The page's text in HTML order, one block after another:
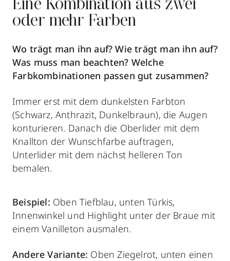
Eine Kombination aus zwei
oder mehr Farben
Wo trägt man ihn auf? Wie trägt man ihn auf?
Was muss man beachten? Welche
Farbkombinationen passen gut zusammen?
Immer erst mit dem dunkelsten Farbton
(Schwarz, Anthrazit, Dunkelbraun), die Augen
konturieren. Danach die Oberlider mit dem
Knallton der Wunschfarbe auftragen,
Unterlider mit dem nächst helleren Ton
bemalen.
Beispiel: Oben Tiefblau, unten Türkis,
Innenwinkel und Highlight unter der Braue mit
einem Vanilleton ausmalen.
Andere Variante: Oben Ziegelrot, unten einen